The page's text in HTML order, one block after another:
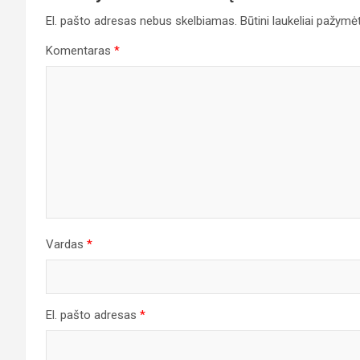
El. pašto adresas nebus skelbiamas. Būtini laukeliai
Komentaras *
Vardas *
El. pašto adresas *